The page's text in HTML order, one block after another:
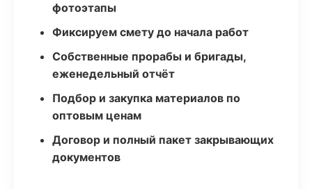
фотоэтапы
Фиксируем смету до начала работ
Собственные прорабы и бригады,
еженедельный отчёт
Подбор и закупка материалов по
оптовым ценам
Договор и полный пакет закрывающих
документов